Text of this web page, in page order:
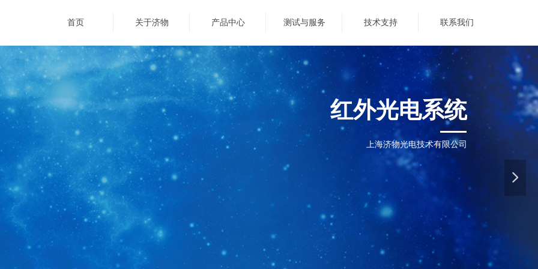
首页 关于济物 产品中心 测试与服务 技术支持 联系我们
上海济物光电技术有限公司
红外光电系统
넲